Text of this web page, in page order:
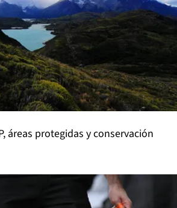
áreas protegidas y conservación